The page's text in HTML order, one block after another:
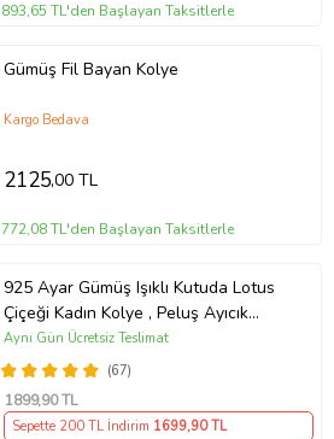
893,65 TL'den Başlayan Taksitlerle
Gümüş Fil Bayan Kolye
Kargo Bedava
2125,00 TL
772,08 TL'den Başlayan Taksitlerle
925 Ayar Gümüş Işıklı Kutuda Lotus
Çiçeği Kadın Kolye , Peluş Ayıcık
Anahtarlık Marteniçka Bileklik,
Polaroid Fotoğraf Hediye
(67)
Aynı Gün Ücretsiz Teslimat
1899,90 TL
Sepette 200 TL İndirim 1699,90 TL